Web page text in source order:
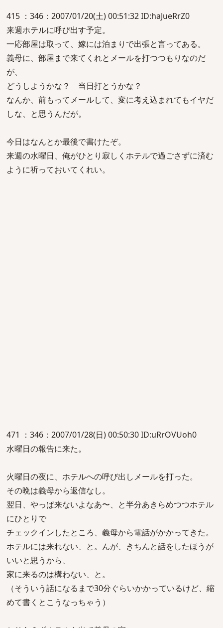
415 ：346：2007/01/20(土) 00:51:32 ID:haJueRrZ0
来週ホテルに呼び出す予定。
一応部屋は取って、嫁には泊まりで出張と言ってある。
義母に、部屋まで来てくれとメールを打つつもりなのだ
が、
どうしようかな？ 当日打とうかな？
なんか、前もってメールして、変に考え込まれてもイヤだ
しな、と思うんだが。
今日はなんとか最後で書けたぞ。
来週の水曜日、俺がひとり寂しくホテルで過ごさずに済む
ように祈っておいてくれい。
471 ：346：2007/01/28(日) 00:50:30 ID:uRrOVUoh0
水曜日の報告に来た。
火曜日の夜に、ホテルへの呼び出しメールを打った。
その晩は義母から返信なし。
翌日、やっぱ来ないよなあ〜、と半分あきらめつつホテル
にひとりで
チェックインしたところ、義母から電話がかかってきた。
ホテルには来れない、と。んが、きちんと話をしたほうが
いいと思うから、
家に来るのは構わない、と。
（そういう話になるまで30分ぐらいかかっているけど、縮
めて書くとこうなっちゃう）